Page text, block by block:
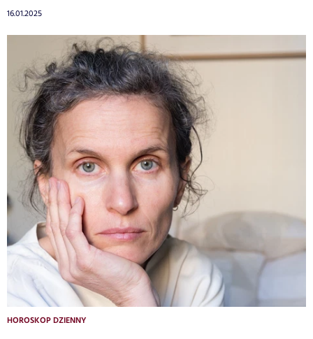
16.01.2025
HOROSKOP DZIENNY